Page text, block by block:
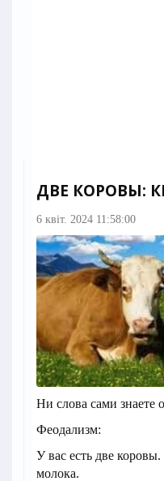
ДВЕ КОРОВЫ:
6 квіт. 2024 11:58:00
Ни слова сами знаете
Феодализм:
У вас есть две
молока.